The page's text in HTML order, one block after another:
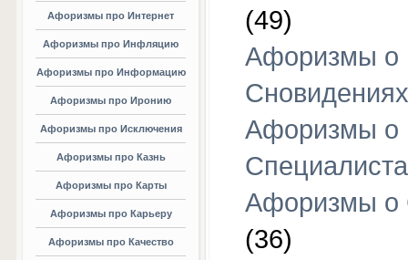
Афоризмы про Интернет
Афоризмы про Инфляцию
Афоризмы про Информацию
Афоризмы про Иронию
Афоризмы про Исключения
Афоризмы про Казнь
Афоризмы про Карты
Афоризмы про Карьеру
Афоризмы про Качество
(49)
Афоризмы о
Сновидениях
Афоризмы о
Афоризмы о
(36)